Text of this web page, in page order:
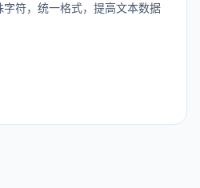
符，统一格式，提高文本数据